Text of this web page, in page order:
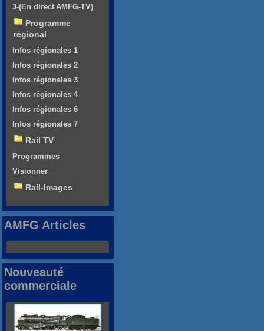
3-(En direct AMFG-TV)
Programme
régional
Infos régionales 1
Infos régionales 2
Infos régionales 3
Infos régionales 4
Infos régionales 6
Infos régionales 7
Rail TV
Programmes
Visionner
Rail-Images
AMFG Articles
Nouveauté
commerciale